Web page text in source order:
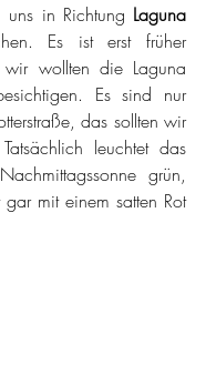
in Richtung Laguna
Es ist erst früher
wollten die Laguna
Es sind nur
das sollten wir
leuchtet das
grün,
mit einem satten Rot